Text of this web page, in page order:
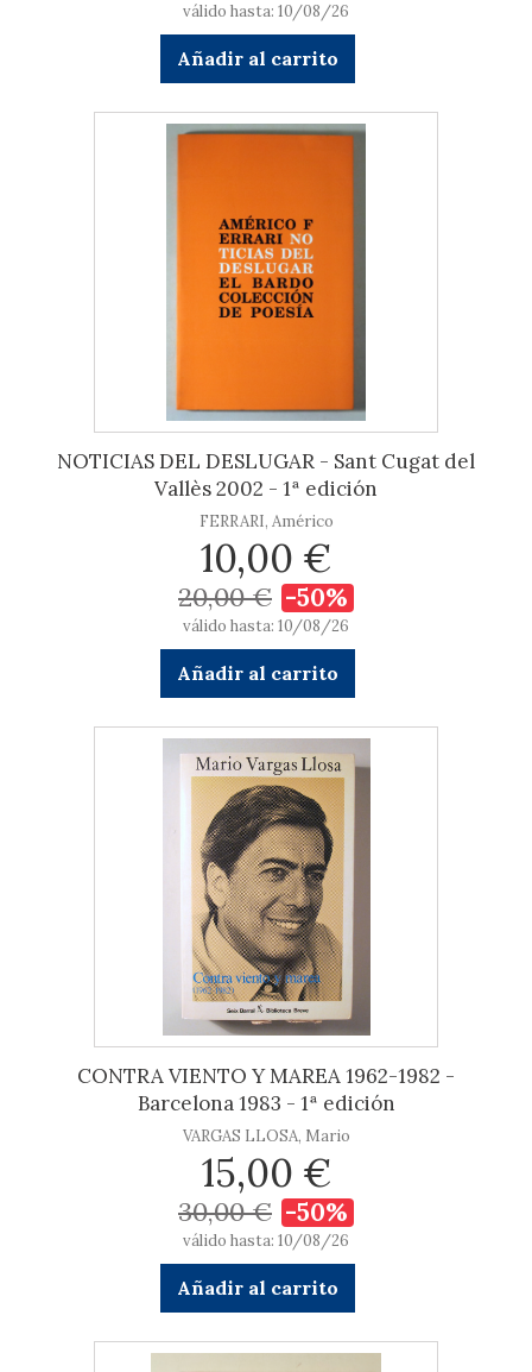
válido hasta: 10/08/26
Añadir al carrito
NOTICIAS DEL DESLUGAR - Sant Cugat del
Vallès 2002 - 1ª edición
FERRARI, Américo
10,00 €
20,00 € -50%
válido hasta: 10/08/26
Añadir al carrito
CONTRA VIENTO Y MAREA 1962-1982 -
Barcelona 1983 - 1ª edición
VARGAS LLOSA, Mario
15,00 €
30,00 € -50%
válido hasta: 10/08/26
Añadir al carrito